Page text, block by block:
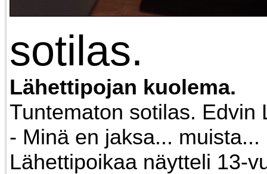
sotilas.
Lähettipojan kuolema.
Tuntematon sotilas. Edvin
- Minä en jaksa... muista...
Lähettipoikaa näytteli 13-